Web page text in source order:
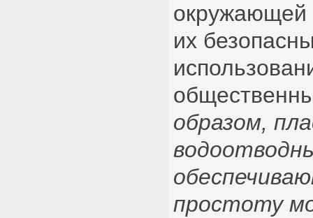
окружающей
их
образом,
простоту